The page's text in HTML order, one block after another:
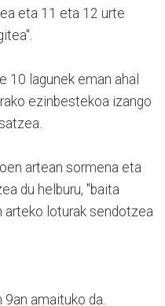
eta 11 eta 12 urte
10 lagunek eman ahal
ezinbestekoa izango
artean sormena eta
du helburu, "baita
loturak sendotzea
amaituko da.